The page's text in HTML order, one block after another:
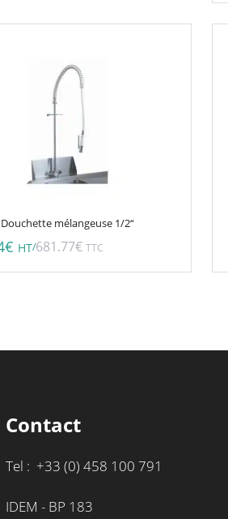
Douchette mélangeuse 1/2“
€ HT/681.77€ TTC
Contact
Tel : +33 (0) 458 100 791
IDEM - BP 183